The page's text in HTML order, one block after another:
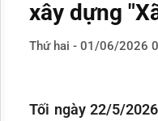
xây dựng
Thứ hai - 01/06/2026
Tối ngày 22/5/